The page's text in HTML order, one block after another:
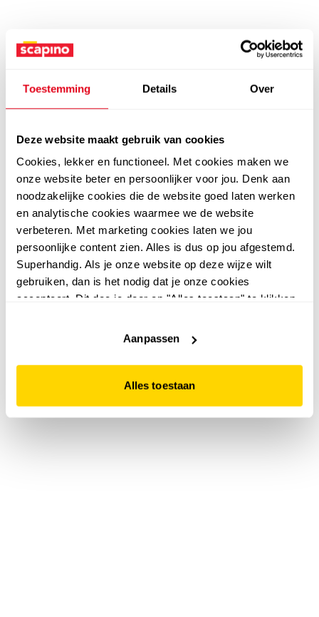
Toestemming Details Over
Deze website maakt gebruik van cookies
Cookies, lekker en functioneel. Met cookies maken we
onze website beter en persoonlijker voor jou. Denk aan
noodzakelijke cookies die de website goed laten werken
en analytische cookies waarmee we de website
verbeteren. Met marketing cookies laten we jou
persoonlijke content zien. Alles is dus op jou afgestemd.
Superhandig. Als je onze website op deze wijze wilt
gebruiken, dan is het nodig dat je onze cookies
accepteert. Dit doe je door op "Alles toestaan" te klikken.
website niet optimaal functioneert.
Aanpassen
Alles toestaan